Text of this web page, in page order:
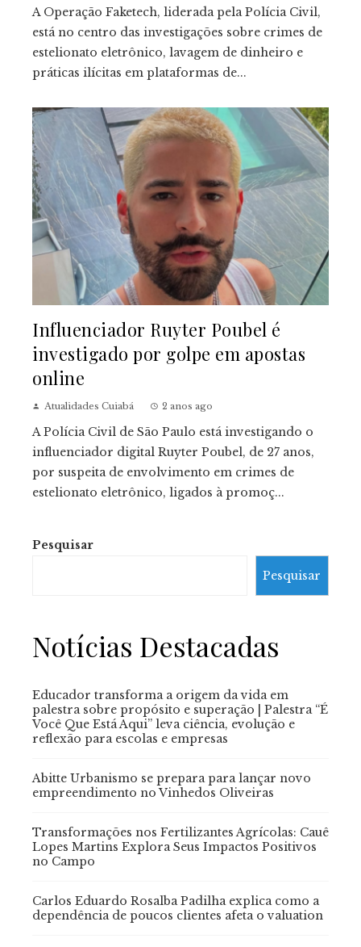
A Operação Faketech, liderada pela Polícia Civil,
está no centro das investigações sobre crimes de
estelionato eletrônico, lavagem de dinheiro e
práticas ilícitas em plataformas de...
Influenciador Ruyter Poubel é
investigado por golpe em apostas
online
Atualidades Cuiabá 2 anos ago
A Polícia Civil de São Paulo está investigando o
influenciador digital Ruyter Poubel, de 27 anos,
por suspeita de envolvimento em crimes de
estelionato eletrônico, ligados à promoç...
Pesquisar
Pesquisar
Notícias Destacadas
Educador transforma a origem da vida em
palestra sobre propósito e superação | Palestra “É
Você Que Está Aqui” leva ciência, evolução e
reflexão para escolas e empresas
Abitte Urbanismo se prepara para lançar novo
empreendimento no Vinhedos Oliveiras
Transformações nos Fertilizantes Agrícolas: Cauê
Lopes Martins Explora Seus Impactos Positivos
no Campo
Carlos Eduardo Rosalba Padilha explica como a
dependência de poucos clientes afeta o valuation